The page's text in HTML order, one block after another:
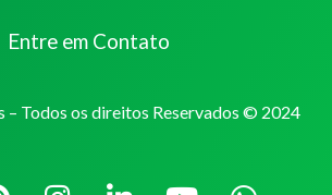
Entre em Contato
– Todos os direitos Reservados © 2024